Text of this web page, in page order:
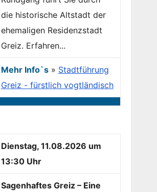
die historische Altstadt der
ehemaligen Residenzstadt
Greiz. Erfahren...
Mehr Info`s» Stadtführung
Greiz - fürstlich vogtländisch
Dienstag, 11.08.2026 um
13:30 Uhr
Sagenhaftes Greiz – Eine